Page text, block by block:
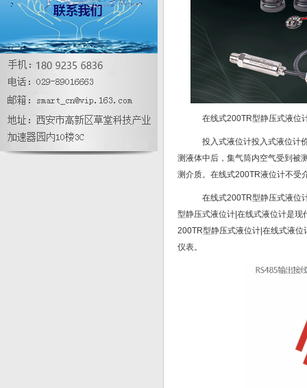
3151双法兰液位变送器|双法兰差压液
位计测量密闭罐液位
差压变送器常见故障及解决方案
仪表老司机给仪表新人的忠告！
侧装顶装式密度计怎样选择合更靠
谱？
在线式200TR型静压式液位
投入式液位计投入式液位计
测液体中后，集气筒内空气受到被
测介质。在线式200TR液位计不受
在线式200TR型静压式液位
型静压式液位计|在线式液位计是
200TR型静压式液位计|在线式液
仪表。